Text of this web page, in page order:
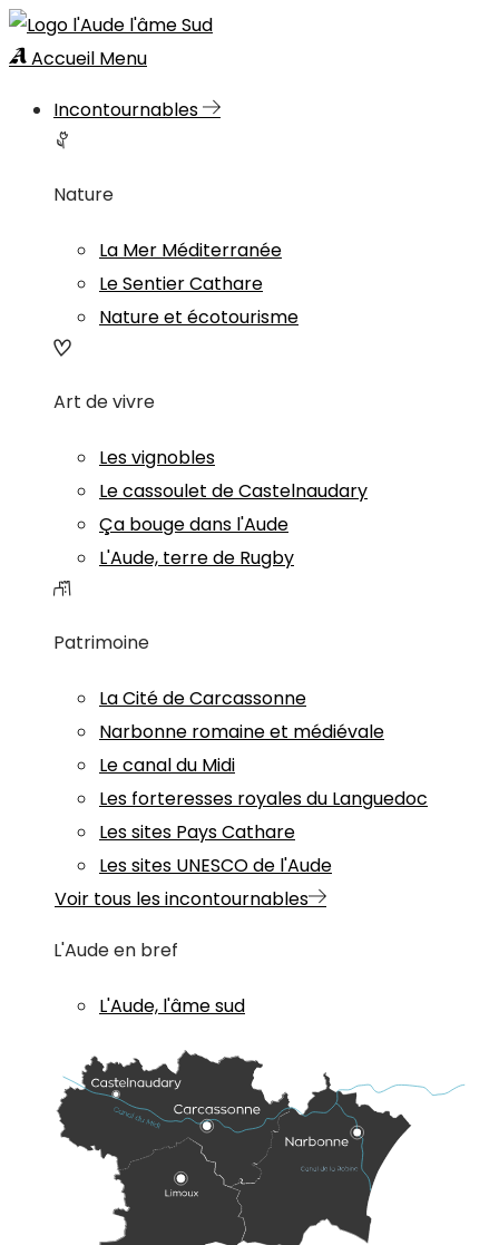
Accueil Menu
Incontournables
Nature
La Mer Méditerranée
Le Sentier Cathare
Nature et écotourisme
Art de vivre
Les vignobles
Le cassoulet de Castelnaudary
Ça bouge dans l'Aude
L'Aude, terre de Rugby
Patrimoine
La Cité de Carcassonne
Narbonne romaine et médiévale
Le canal du Midi
Les forteresses royales du Languedoc
Les sites Pays Cathare
Les sites UNESCO de l'Aude
Voir tous les incontournables
L'Aude en bref
L'Aude, l'âme sud